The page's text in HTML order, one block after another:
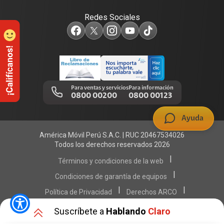
Suscríbete a Hablando Claro
Ayuda
Test de velocidad de internet
Comprobantes electrónicos
Llamada por llamada
Adquirientes iPhone 6, 6S y SE
Mensaje de Seguridad
Centro de prensa
Trabaja en Claro
Trabajos de mantenimiento
Redes Sociales
Para ventas y servicios
0800 00200
Para información
0800 00123
América Móvil Perú S.A.C. | RUC 20467534026
Todos los derechos reservados 2026
Términos y condiciones de la web |
Condiciones de garantía de equipos |
Política de Privacidad | Derechos ARCO |
Sistema de consultas Tarifarias Neutralidad de Red